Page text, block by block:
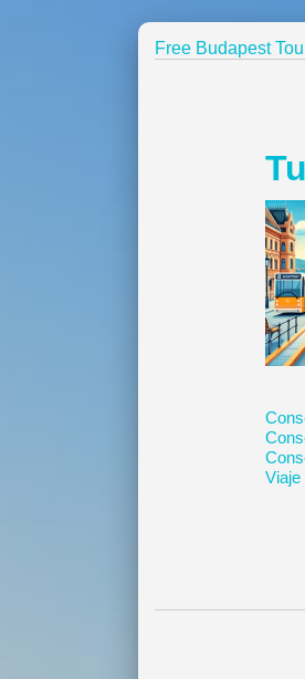
Free Budapest
Viaje